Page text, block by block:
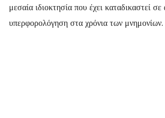
μεσαία ιδιοκτησία που έχει καταδικαστεί
υπερφορολόγηση στα χρόνια των μνημονίων.